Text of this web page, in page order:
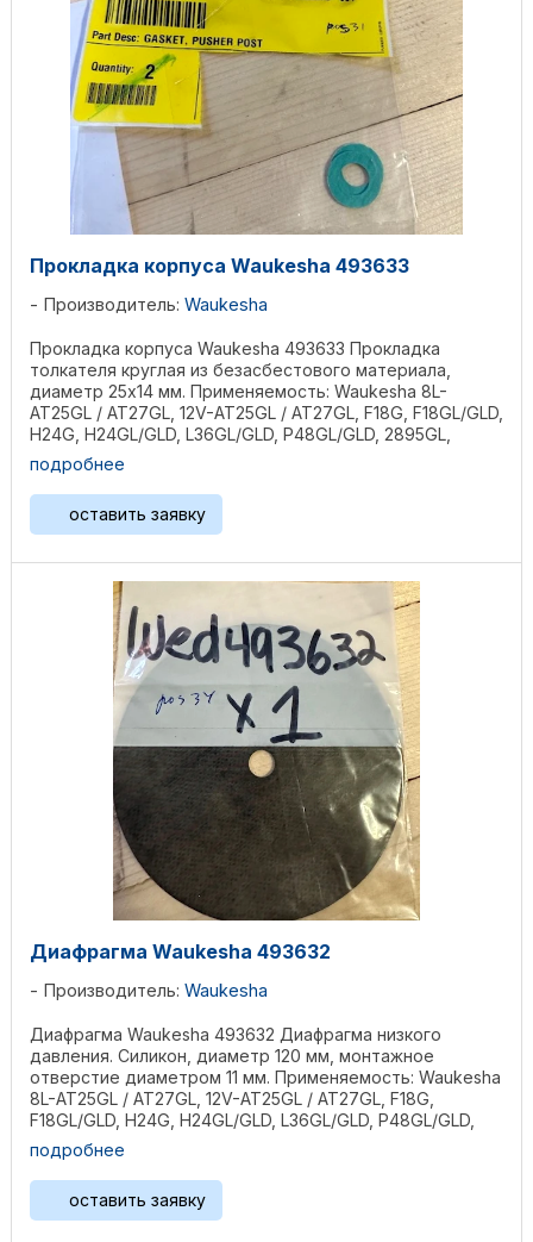
Прокладка корпуса Waukesha 493633
Производитель: Waukesha
Прокладка корпуса Waukesha 493633 Прокладка
толкателя круглая из безасбестового материала,
диаметр 25х14 мм. Применяемость: Waukesha 8L-
AT25GL / AT27GL, 12V-AT25GL / AT27GL, F18G, F18GL/GLD,
H24G, H24GL/GLD, L36GL/GLD, P48GL/GLD, 2895GL,
3521GL, ...
подробнее
оставить заявку
Диафрагма Waukesha 493632
Производитель: Waukesha
Диафрагма Waukesha 493632 Диафрагма низкого
давления. Силикон, диаметр 120 мм, монтажное
отверстие диаметром 11 мм. Применяемость: Waukesha
8L-AT25GL / AT27GL, 12V-AT25GL / AT27GL, F18G,
F18GL/GLD, H24G, H24GL/GLD, L36GL/GLD, P48GL/GLD,
2895GL, ...
подробнее
оставить заявку